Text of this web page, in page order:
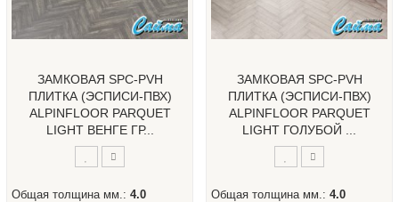
ЗАМКОВАЯ SPC-PVH
ПЛИТКА (ЭСПИСИ-ПВХ)
ALPINFLOOR PARQUET
LIGHT ВЕНГЕ ГР...
Общая толщина мм.: 4.0
ЗАМКОВАЯ SPC-PVH
ПЛИТКА (ЭСПИСИ-ПВХ)
ALPINFLOOR PARQUET
LIGHT ГОЛУБОЙ ...
Общая толщина мм.: 4.0